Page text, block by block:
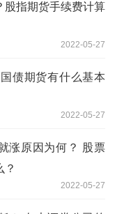
股指期货手续费计算
2022-05-27
债期货有什么基本
2022-05-27
涨原因为何？ 股票
？
2022-05-27